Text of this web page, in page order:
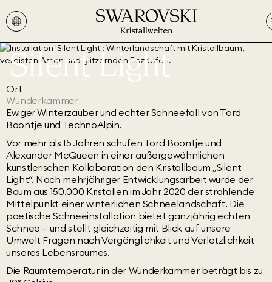
Silent Light
Ort
Wunderkammer
Ewiger Winterzauber und echter Schneefall von Tord
Boontje und TechnoAlpin.
Vor mehr als 15 Jahren schufen Tord Boontje und
Alexander McQueen in einer außergewöhnlichen
künstlerischen Kollaboration den Kristallbaum „Silent
Light“. Nach mehrjähriger Entwicklungsarbeit wurde der
Baum aus 150.000 Kristallen im Jahr 2020 der strahlende
Mittelpunkt einer winterlichen Schneelandschaft. Die
poetische Schneeinstallation bietet ganzjährig echten
Schnee – und stellt gleichzeitig mit Blick auf unsere
Umwelt Fragen nach Vergänglichkeit und Verletzlichkeit
unseres Lebensraumes.
Die Raumtemperatur in der Wunderkammer beträgt bis zu